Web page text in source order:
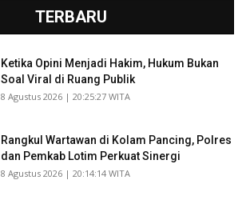
TERBARU
Ketika Opini Menjadi Hakim, Hukum Bukan
Soal Viral di Ruang Publik
​8 Agustus 2026 | 20:25:27 WITA
Rangkul Wartawan di Kolam Pancing, Polres
dan Pemkab Lotim Perkuat Sinergi
​8 Agustus 2026 | 20:14:14 WITA